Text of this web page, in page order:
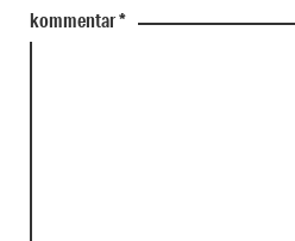
kommentar*